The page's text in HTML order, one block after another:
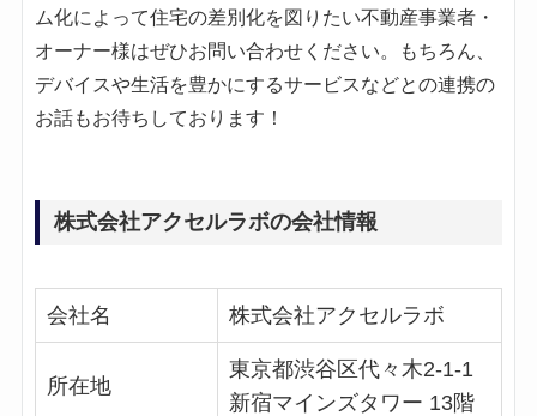
ム化によって住宅の差別化を図りたい不動産事業者・
オーナー様はぜひお問い合わせください。もちろん、
デバイスや生活を豊かにするサービスなどとの連携の
お話もお待ちしております！
株式会社アクセルラボの会社情報
会社名 株式会社アクセルラボ
所在地
東京都渋谷区代々木2-1-1
新宿マインズタワー 13階